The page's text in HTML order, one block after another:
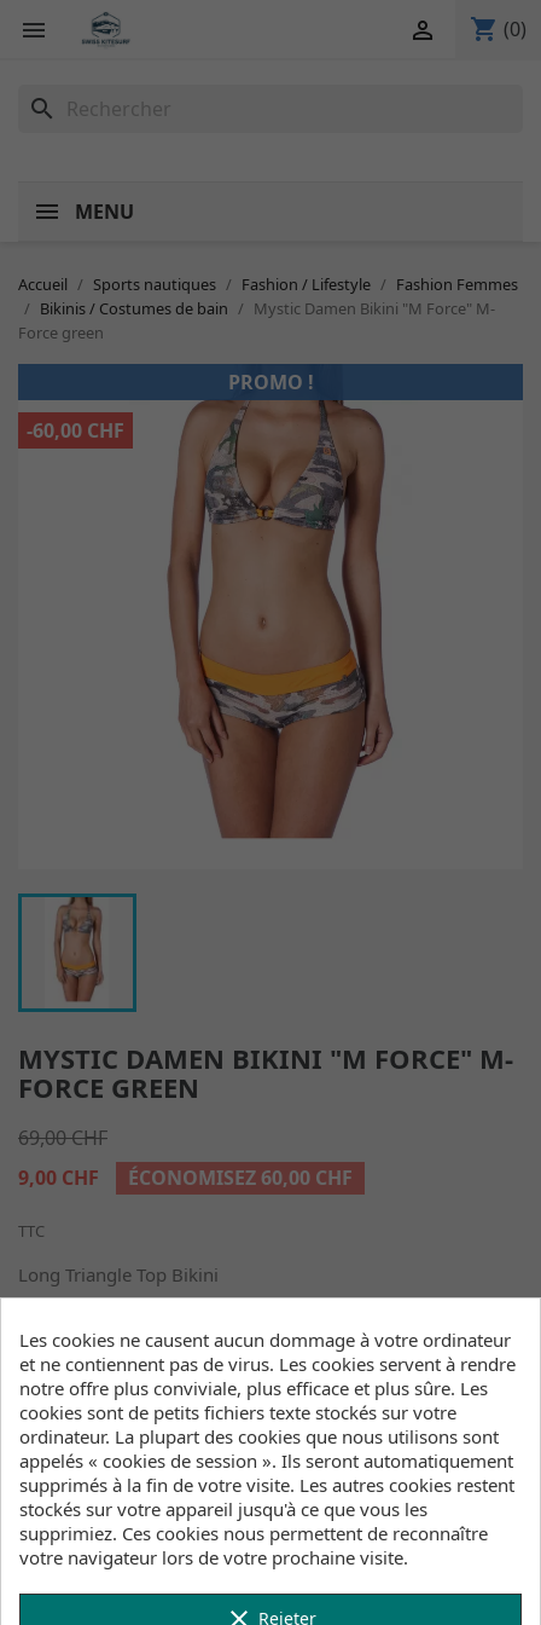
 shopping_cart (0)

search
MENU
Accueil Sports nautiques Fashion / Lifestyle
Fashion Femmes
Bikinis / Costumes de bain
Mystic Damen Bikini "M Force" M-
Force green
PROMO !
-60,00 CHF
MYSTIC DAMEN BIKINI "M FORCE" M-
FORCE GREEN
69,00 CHF
9,00 CHF
ÉCONOMISEZ 60,00 CHF
TTC
Long Triangle Top Bikini
Quantité
 AJOUTER AU PANIER
favorite_border
en stock
Entrepôts (Stock, Délais de livraison)
Les cookies ne causent aucun dommage à votre ordinateur
et ne contiennent pas de virus. Les cookies servent à rendre
notre offre plus conviviale, plus efficace et plus sûre. Les
cookies sont de petits fichiers texte stockés sur votre
ordinateur. La plupart des cookies que nous utilisons sont
appelés « cookies de session ». Ils seront automatiquement
supprimés à la fin de votre visite. Les autres cookies restent
stockés sur votre appareil jusqu'à ce que vous les
supprimiez. Ces cookies nous permettent de reconnaître
votre navigateur lors de votre prochaine visite.
clear Rejeter